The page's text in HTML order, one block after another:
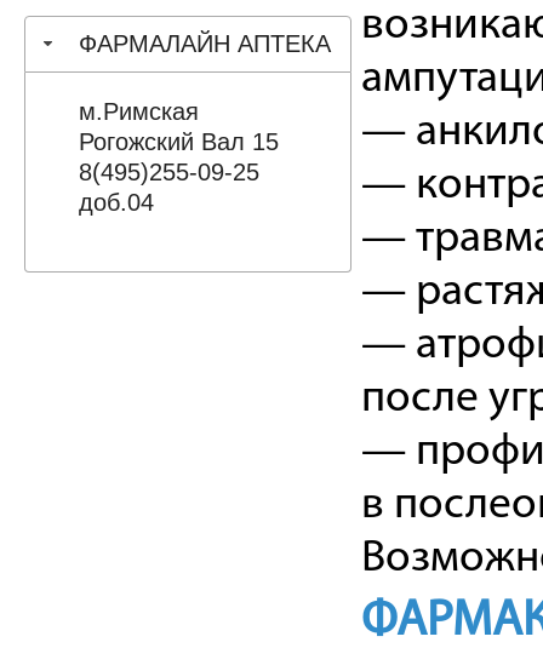
ФАРМАЛАЙН АПТЕКА
м.Римская
Рогожский Вал 15
8(495)255-09-25
доб.04
—
—
—
—
—
после
—
в